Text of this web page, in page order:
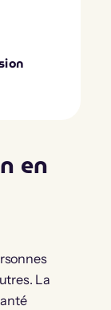
en
La